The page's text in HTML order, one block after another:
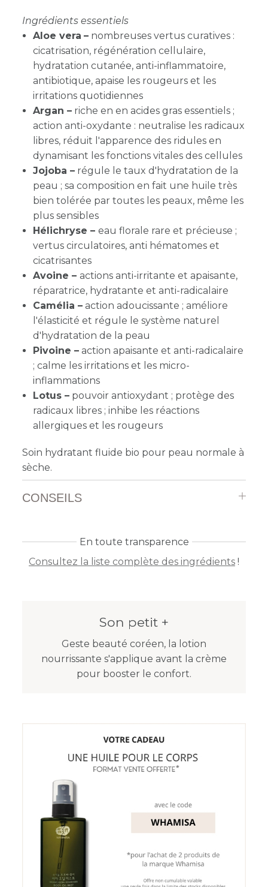
Ingrédients essentiels
Aloe vera – nombreuses vertus curatives :
cicatrisation, régénération cellulaire,
hydratation cutanée, anti-inflammatoire,
antibiotique, apaise les rougeurs et les
irritations quotidiennes
Argan – riche en en acides gras essentiels ;
action anti-oxydante : neutralise les radicaux
libres, réduit l'apparence des ridules en
dynamisant les fonctions vitales des cellules
Jojoba – régule le taux d'hydratation de la
peau ; sa composition en fait une huile très
bien tolérée par toutes les peaux, même les
plus sensibles
Hélichryse – eau florale rare et précieuse ;
vertus circulatoires, anti hématomes et
cicatrisantes
Avoine – actions anti-irritante et apaisante,
réparatrice, hydratante et anti-radicalaire
Camélia – action adoucissante ; améliore
l'élasticité et régule le système naturel
d'hydratation de la peau
Pivoine – action apaisante et anti-radicalaire
; calme les irritations et les micro-
inflammations
Lotus – pouvoir antioxydant ; protège des
radicaux libres ; inhibe les réactions
allergiques et les rougeurs
Soin hydratant fluide bio pour peau normale à
sèche.
CONSEILS
En toute transparence
Consultez la liste complète des ingrédients !
Son petit +
Geste beauté coréen, la lotion
nourrissante s'applique avant la crème
pour booster le confort.